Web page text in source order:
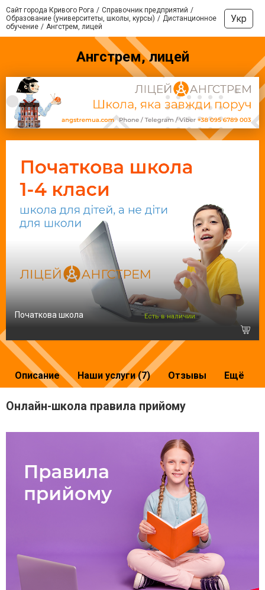
Сайт города Кривого Рога
Справочник предприятий
Образование (университеты, школы, курсы)
Дистанционное
обучение
Ангстрем, лицей
Укр
Ангстрем, лицей
Початкова школа Есть в наличии
Описание Наши услуги (7) Отзывы Ещё
Онлайн-школа правила прийому